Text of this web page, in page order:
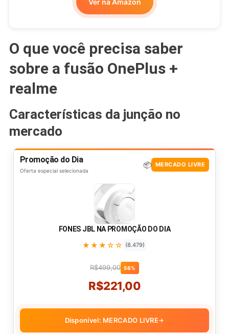
O que você precisa saber
sobre a fusão OnePlus +
realme
Características da junção no
mercado
Promoção do Dia
Oferta especial selecionada
📦 MERCADO LIVRE
FONES JBL NA PROMOÇÃO DO DIA
★★★☆☆ (8.479)
R$499,00 56%
R$221,00
Disponível: MERCADO LIVRE→